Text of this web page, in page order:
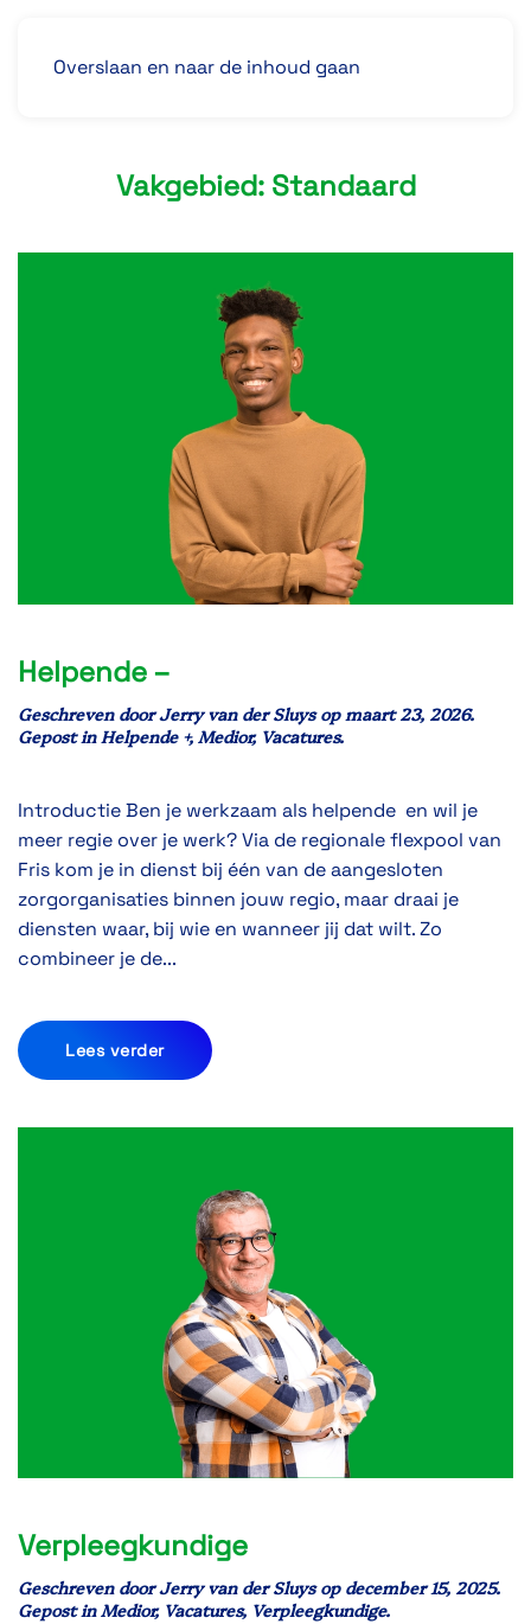
Overslaan en naar de inhoud gaan
Vakgebied: Standaard
Helpende –
Geschreven doorJerry van der Sluysop maart 23, 2026.
Gepost in Helpende +, Medior, Vacatures.
Introductie Ben je werkzaam als helpende en wil je
meer regie over je werk? Via de regionale flexpool van
Fris kom je in dienst bij één van de aangesloten
zorgorganisaties binnen jouw regio, maar draai je
diensten waar, bij wie en wanneer jij dat wilt. Zo
combineer je de...
Lees verder
Verpleegkundige
Geschreven doorJerry van der Sluysop december 15, 2025.
Gepost inMedior, Vacatures, Verpleegkundige.